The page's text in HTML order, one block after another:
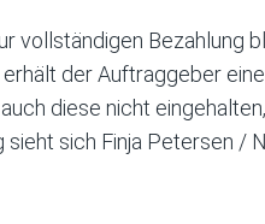
vollständigen Bezahlung
der Auftraggeber eine
diese nicht
sich Finja Petersen /